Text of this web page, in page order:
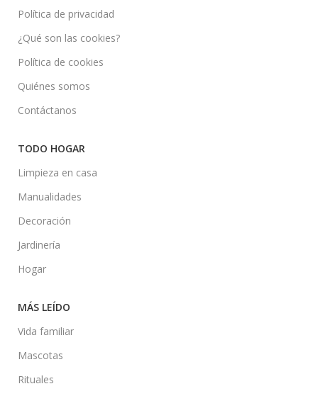
Política de privacidad
¿Qué son las cookies?
Política de cookies
Quiénes somos
Contáctanos
TODO HOGAR
Limpieza en casa
Manualidades
Decoración
Jardinería
Hogar
MÁS LEÍDO
Vida familiar
Mascotas
Rituales